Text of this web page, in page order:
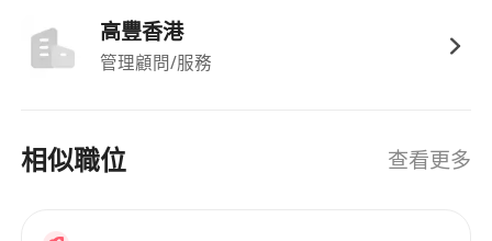
高豐香港
管理顧問/服務
相似職位 查看更多